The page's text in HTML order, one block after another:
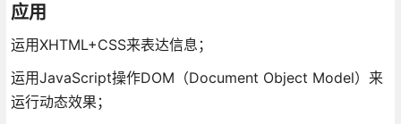
应用
运用XHTML+CSS来表达信息；
运用JavaScript操作DOM（Document Object Model）来
运行动态效果；